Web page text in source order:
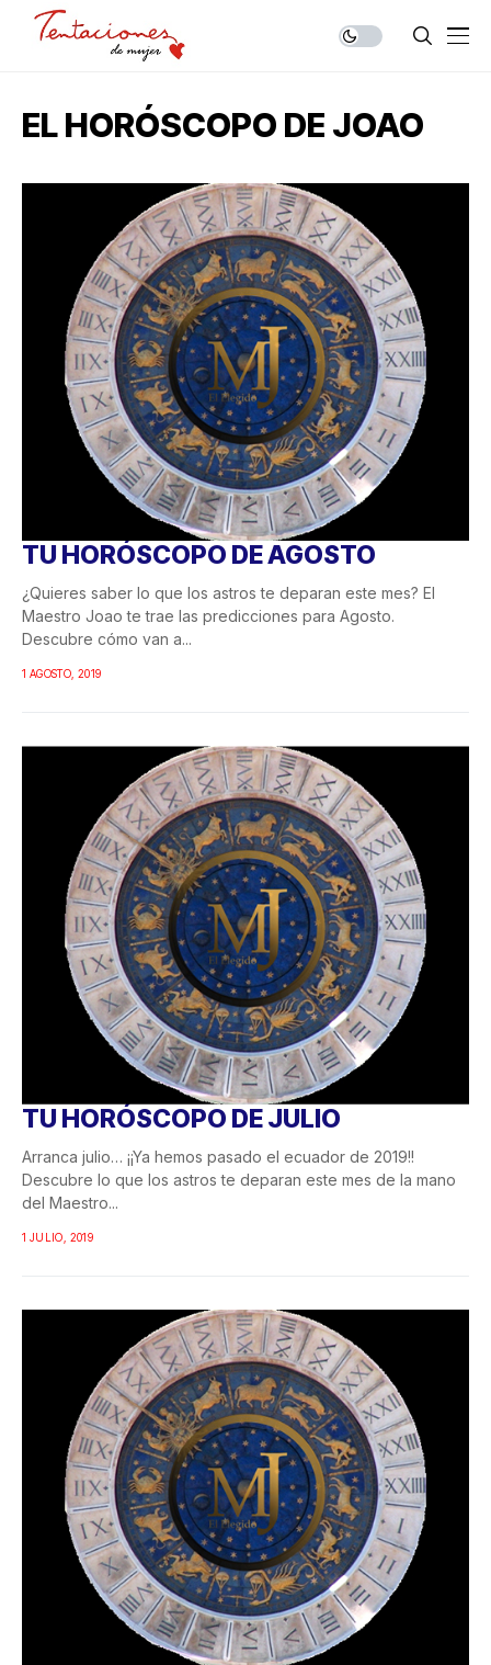
EL HORÓSCOPO DE JOAO
TU HORÓSCOPO DE AGOSTO
¿Quieres saber lo que los astros te deparan este mes? El
Maestro Joao te trae las predicciones para Agosto.
Descubre cómo van a...
1 AGOSTO, 2019
TU HORÓSCOPO DE JULIO
Arranca julio… ¡¡Ya hemos pasado el ecuador de 2019!!
Descubre lo que los astros te deparan este mes de la mano
del Maestro...
1 JULIO, 2019